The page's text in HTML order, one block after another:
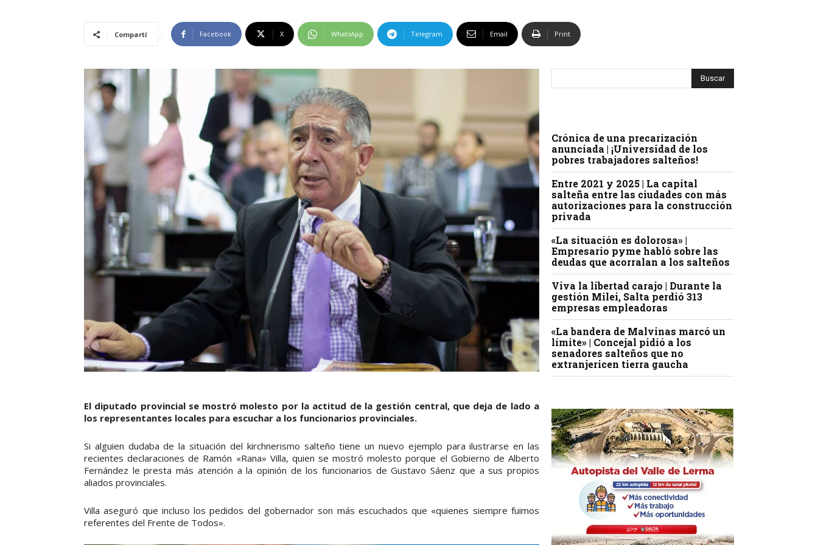
Compartí Facebook X WhatsApp Telegram Email Print
El diputado provincial se mostró molesto por la actitud de la gestión central, que deja de lado a
los representantes locales para escuchar a los funcionarios provinciales.
Si alguien dudaba de la situación del kirchnerismo salteño tiene un nuevo ejemplo para ilustrarse en las
recientes declaraciones de Ramón «Rana» Villa, quien se mostró molesto porque el Gobierno de Alberto
Fernández le presta más atención a la opinión de los funcionarios de Gustavo Sáenz que a sus propios
aliados provinciales.
Villa aseguró que incluso los pedidos del gobernador son más escuchados que «quienes siempre fuimos
referentes del Frente de Todos».
Crónica de una precarización
anunciada | ¡Universidad de los
pobres trabajadores salteños!
Entre 2021 y 2025 | La capital
salteña entre las ciudades con más
autorizaciones para la construcción
privada
«La situación es dolorosa» |
Empresario pyme habló sobre las
deudas que acorralan a los salteños
Viva la libertad carajo | Durante la
gestión Milei, Salta perdió 313
empresas empleadoras
«La bandera de Malvinas marcó un
límite» | Concejal pidió a los
senadores salteños que no
extranjericen tierra gaucha